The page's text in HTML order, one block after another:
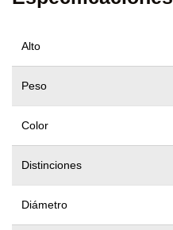
Alto
Peso
Color
Distinciones
Diámetro